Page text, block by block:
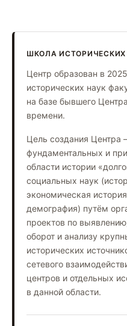
ШКОЛА ИСТОРИЧЕСКИХ
Центр образован в
исторических наук
на базе бывшего
времени.
Цель создания Центра
фундаментальных и
области истории
социальных наук
экономическая
демография) путём
проектов по
оборот и анализу
исторических
сетевого
центров и отдельных
в данной области.